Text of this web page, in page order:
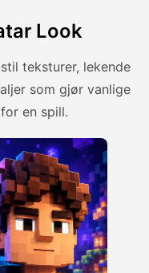
Look
teksturer, lekende
som gjør vanlige
en spill.